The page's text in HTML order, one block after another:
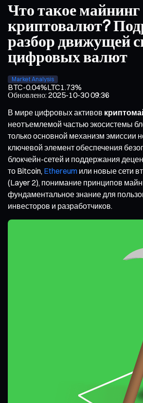
Что такое майнинг
криптовалют?
разбор движущей
цифровых валют
Market Analysis
BTC-0.04%LTC1.73%
Обновлено:2025-10-30 09:36
В мире цифровых активов
неотъемлемой частью экосистемы
только основной механизм эмиссии
ключевой элемент обеспечения
блокчейн-сетей и поддержания
то Bitcoin, Ethereum или новые сети
(Layer 2), понимание принципов
фундаментальное знание для
инвесторов и разработчиков.